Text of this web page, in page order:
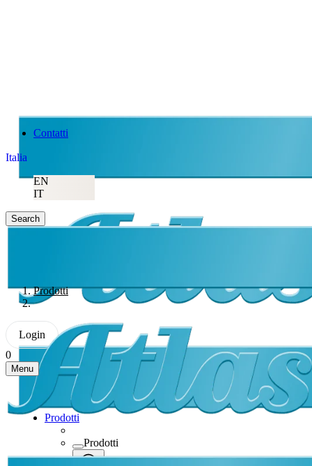
Contatti
Italia
EN
IT
Search
Prodotti
Login
0
Menu
Prodotti
Prodotti